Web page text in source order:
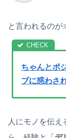
と言われるのが
ちゃんとポ
ブに惑わさ
人にモノを伝